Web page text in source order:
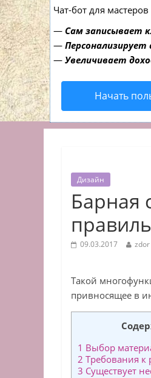
Чат-бот для
— Сам записывает
—
— Увеличивает
Начать
Дизайн
Барная
09.03.2017 zdor
Такой
привносящее в
1 Выбор
2 Требования к
3 Существует